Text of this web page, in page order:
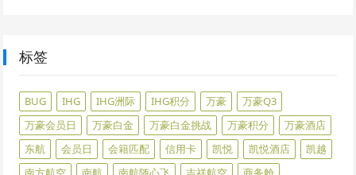
标签
BUG IHG IHG洲际 IHG积分 万豪
万豪Q3
万豪会员日
万豪白金 万豪白金挑战 万豪积分
万豪酒店
东航
会员日 会籍匹配 信用卡 凯悦 凯悦酒店
凯越